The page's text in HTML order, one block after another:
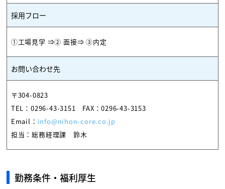
採用フロー
①工場見学 ⇒② 面接⇒ ③内定
お問い合わせ先
〒304-0823
TEL：0296-43-3151 FAX：0296-43-3153
Email： info@nihon-core.co.jp
担当：総務経理課 鈴木
勤務条件・福利厚生